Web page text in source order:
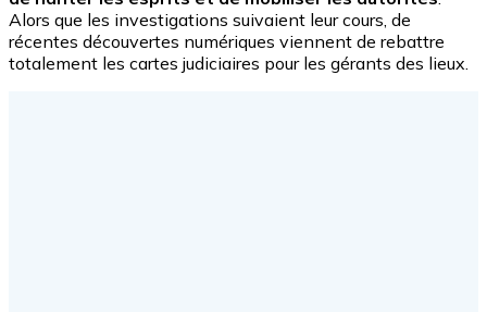
Alors que les investigations suivaient leur cours, de
récentes découvertes numériques viennent de rebattre
totalement les cartes judiciaires pour les gérants des lieux.